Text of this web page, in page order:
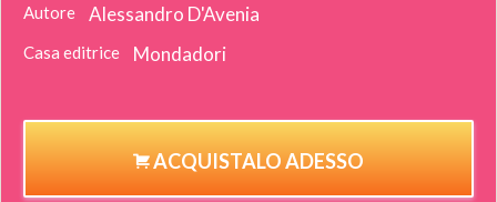
Autore Alessandro D'Avenia
Casa editrice Mondadori
ACQUISTALO ADESSO